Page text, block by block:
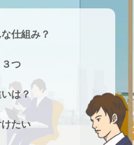
仕組み？
つ
は？
たい